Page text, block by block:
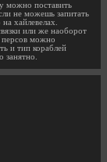
можно поставить
не можешь запитать
хайлевелах.
или же наоборот
персов можно
и тип кораблей